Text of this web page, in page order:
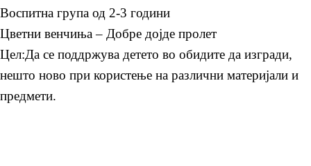
Воспитна група од 2-3 години
Цветни венчиња – Добре дојде пролет
Цел:Да се поддржува детето во обидите да изгради,
нешто ново при користење на различни материјали и
предмети.